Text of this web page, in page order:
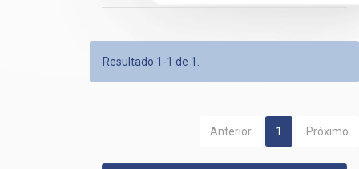
Resultado 1-1 de 1.
Anterior 1 Próximo